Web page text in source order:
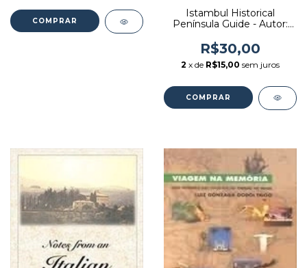
Istambul Historical
Península Guide - Autor:
[usado]
R$30,00
2 x de R$15,00 sem juros